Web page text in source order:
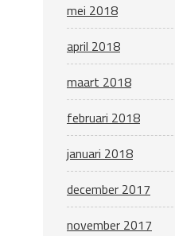
mei 2018
april 2018
maart 2018
februari 2018
januari 2018
december 2017
november 2017